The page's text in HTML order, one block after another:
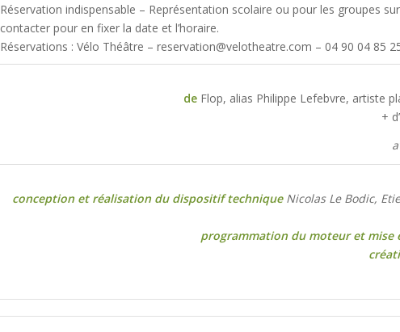
Réservation indispensable – Représentation scolaire ou pour les groupes
contacter pour en fixer la date et l’horaire.
Réservations : Vélo Théâtre – reservation@velotheatre.com – 04 90 04 85
de Flop, alias Philippe Lefebvre, artiste
+
conception et réalisation du dispositif techniqueNicolas Le Bodic,
programmation du moteur et mise